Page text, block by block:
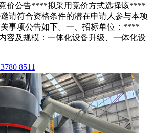
价公告****拟采用竞价方式选择该****
请符合资格条件的潜在申请人参与本项
关事项公告如下。一、招标单位：****
容及规模：一体化设备升级、一体化设
8511